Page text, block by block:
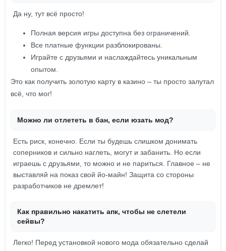
Да ну, тут всё просто!
Полная версия игры доступна без ограничений.
Все платные функции разблокированы.
Играйте с друзьями и наслаждайтесь уникальным
опытом.
Это как получить золотую карту в казино – ты просто залутал
всё, что мог!
Можно ли отлететь в бан, если юзать мод?
Есть риск, конечно. Если ты будешь слишком донимать
соперников и сильно наглеть, могут и забанить. Но если
играешь с друзьями, то можно и не париться. Главное – не
выставляй на показ свой йо-майн! Защита со стороны
разработчиков не дремлет!
Как правильно накатить апк, чтобы не слетели
сейвы?
Легко! Перед установкой нового мода обязательно сделай